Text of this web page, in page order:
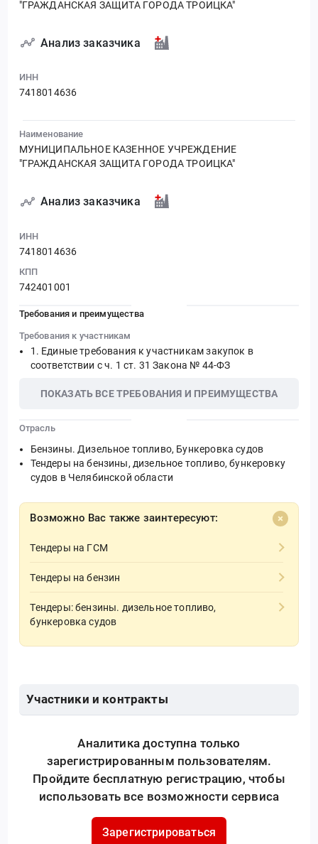
"ГРАЖДАНСКАЯ ЗАЩИТА ГОРОДА ТРОИЦКА"
Анализ заказчика
ИНН
7418014636
Наименование
МУНИЦИПАЛЬНОЕ КАЗЕННОЕ УЧРЕЖДЕНИЕ
"ГРАЖДАНСКАЯ ЗАЩИТА ГОРОДА ТРОИЦКА"
Анализ заказчика
ИНН
7418014636
КПП
742401001
Требования и преимущества
Требования к участникам
Единые требования к участникам закупок в
соответствии с ч. 1 ст. 31 Закона № 44-ФЗ
ПОКАЗАТЬ ВСЕ ТРЕБОВАНИЯ И ПРЕИМУЩЕСТВА
Отрасль
Бензины. Дизельное топливо, Бункеровка судов
Тендеры на бензины, дизельное топливо, бункеровку
судов в Челябинской области
Возможно Вас также заинтересуют:
Тендеры на ГСМ
Тендеры на бензин
Тендеры: бензины. дизельное топливо,
бункеровка судов
Участники и контракты
Аналитика доступна только
зарегистрированным пользователям.
Пройдите бесплатную регистрацию, чтобы
использовать все возможности сервиса
Зарегистрироваться